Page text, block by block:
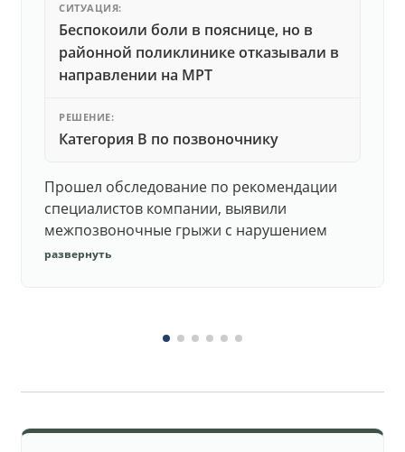
СИТУАЦИЯ:
Беспокоили боли в пояснице, но в
районной поликлинике отказывали в
направлении на МРТ
РЕШЕНИЕ:
Категория В по позвоночнику
Прошел обследование по рекомендации
специалистов компании, выявили
межпозвоночные грыжи с нарушением
функций. Юристы подготовили документы,
развернуть